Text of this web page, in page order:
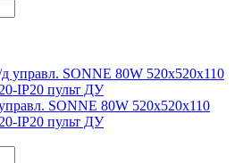
SONNE 80W 520x520x110
IP20 пульт ДУ